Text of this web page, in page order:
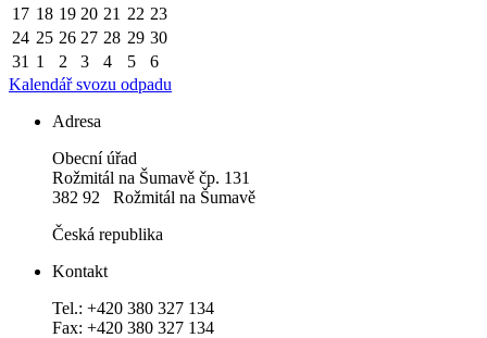
17 18 19 20 21 22 23
24 25 26 27 28 29 30
31 1 2 3 4 5
6
Kalendář svozu odpadu
Adresa
Obecní úřad
Rožmitál na Šumavě čp. 131
382 92 Rožmitál na Šumavě
Česká republika
Kontakt
Tel.: +420 380 327 134
Fax: +420 380 327 134